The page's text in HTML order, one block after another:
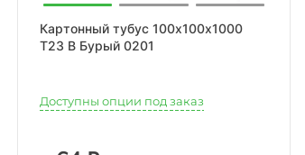
Картонный тубус 100х100х1000
Т23 B Бурый 0201
Доступны опции под заказ